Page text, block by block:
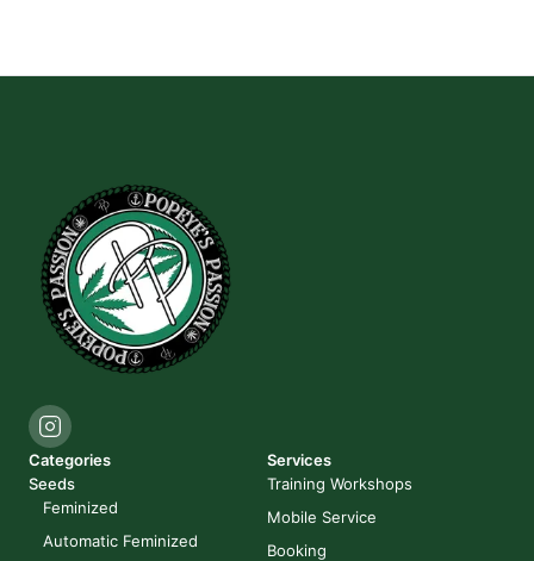
Categories
Seeds
Feminized
Automatic Feminized
Services
Training Workshops
Mobile Service
Booking